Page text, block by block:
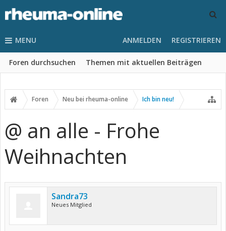
MENU
Foren durchsuchen Themen mit aktuellen Beiträgen
ANMELDEN REGISTRIEREN
Foren Neu bei rheuma-online Ich bin neu!
@ an alle - Frohe
Weihnachten
Sandra73
Neues Mitglied